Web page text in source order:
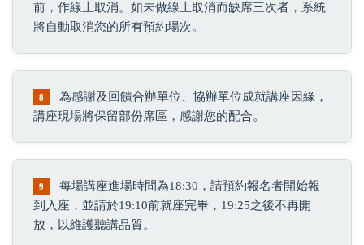
前，作線上取消。如未做線上取消而缺席三次者，系統
將自動取消您的所有預約場次。
8
為感謝及回饋合辦單位、協辦單位成就講座因緣，
講座現場將保留部份席區，感謝您的配合。
9
每場講座進場時間為18:30，請預約報名者開始報
到入座，並請於19:10前就座完畢，19:25之後不再開
放，以維護聽講品質。